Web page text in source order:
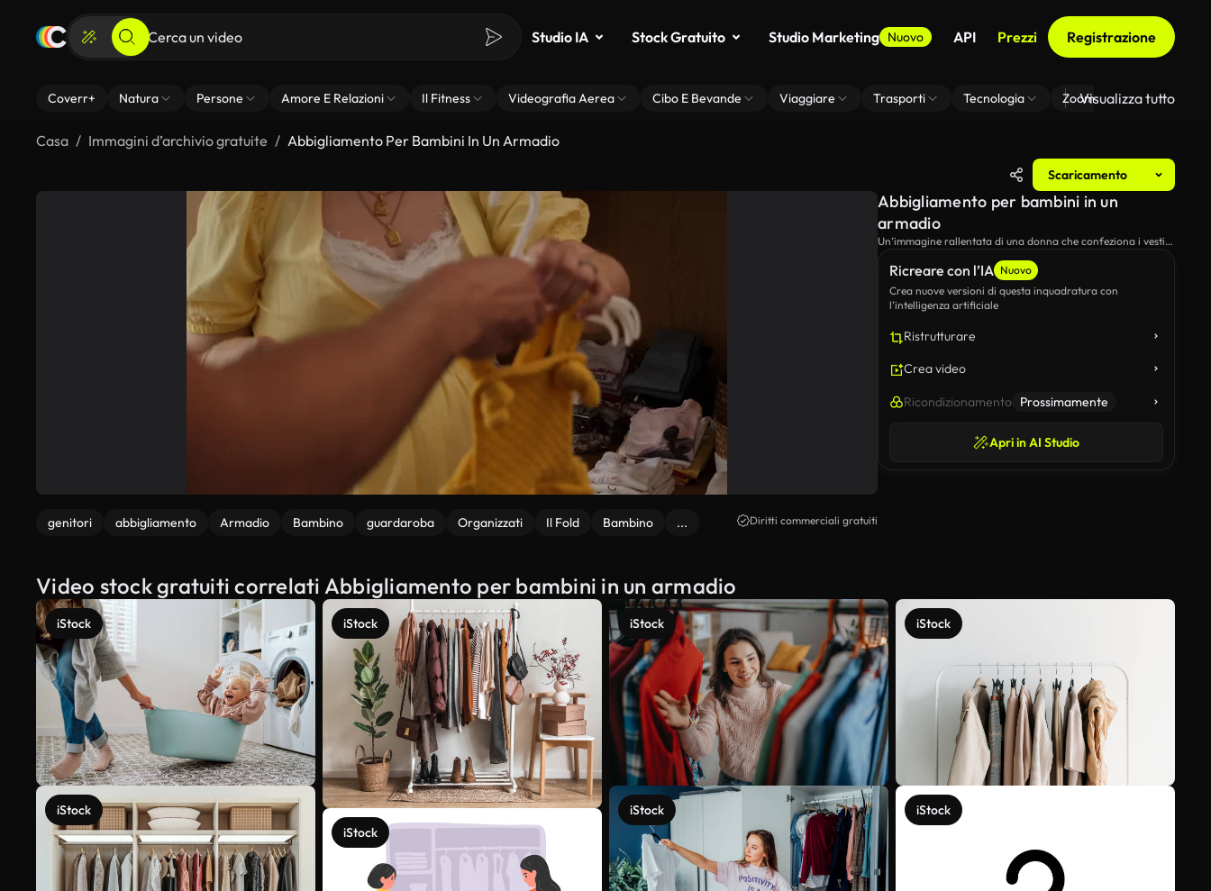
Studio IA Stock Gratuito Studio Marketing Nuovo API Prezzi Registrazione
Coverr+ Natura Persone Amore E Relazioni Il Fitness Videografia Aerea Cibo E Bevande Viaggiare Trasporti Tecnologia Zoom Di Sfondo Virtuale
Visualizza tutto
Casa Immagini d’archivio gratuite Abbigliamento Per Bambini In Un Armadio
Scaricamento
genitori abbigliamento Armadio Bambino guardaroba Organizzati Il Fold Bambino ... Diritti commerciali gratuiti
Ricreare con l’IA Nuovo
Crea nuove versioni di questa inquadratura con
l’intelligenza artificiale
Ristrutturare
Crea video
Ricondizionamento Prossimamente
Apri in AI Studio
Abbigliamento per bambini in un
armadio
Un’immagine rallentata di una donna che confeziona i vestiti
Video stock gratuiti correlati Abbigliamento per bambini in un armadio
iStock
iStock
iStock
iStock
iStock
iStock
iStock
iStock